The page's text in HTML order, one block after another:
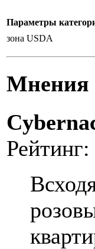
Параметры
зона USDA
Мнения
Рейтинг: